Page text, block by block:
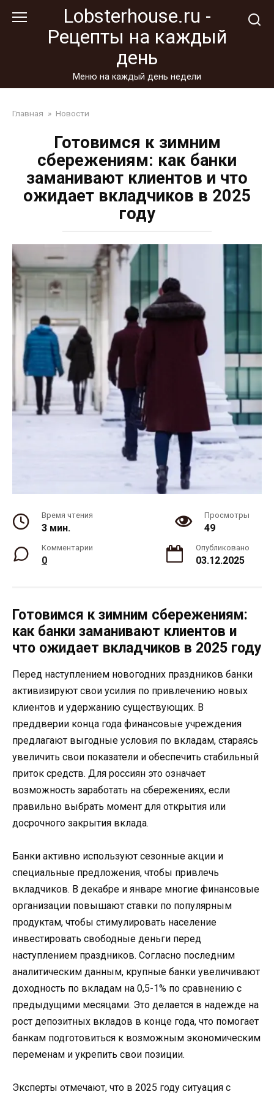
Lobsterhouse.ru -
Рецепты на каждый
день
Меню на каждый день недели
Главная » Новости
Готовимся к зимним
сбережениям: как банки
заманивают клиентов и что
ожидает вкладчиков в 2025
году
Время чтения
3 мин.
Просмотры
49
Комментарии
0
Опубликовано
03.12.2025
Готовимся к зимним сбережениям:
как банки заманивают клиентов и
что ожидает вкладчиков в 2025 году
Перед наступлением новогодних праздников банки
активизируют свои усилия по привлечению новых
клиентов и удержанию существующих. В
преддверии конца года финансовые учреждения
предлагают выгодные условия по вкладам, стараясь
увеличить свои показатели и обеспечить стабильный
приток средств. Для россиян это означает
возможность заработать на сбережениях, если
правильно выбрать момент для открытия или
досрочного закрытия вклада.
Банки активно используют сезонные акции и
специальные предложения, чтобы привлечь
вкладчиков. В декабре и январе многие финансовые
организации повышают ставки по популярным
продуктам, чтобы стимулировать население
инвестировать свободные деньги перед
наступлением праздников. Согласно последним
аналитическим данным, крупные банки увеличивают
доходность по вкладам на 0,5-1% по сравнению с
предыдущими месяцами. Это делается в надежде на
рост депозитных вкладов в конце года, что помогает
банкам подготовиться к возможным экономическим
переменам и укрепить свои позиции.
Эксперты отмечают, что в 2025 году ситуация с